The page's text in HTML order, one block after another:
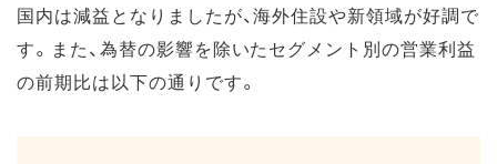
国内は減益となりましたが、海外住設や新領域が好調で
す。また、為替の影響を除いたセグメント別の営業利益
の前期比は以下の通りです。